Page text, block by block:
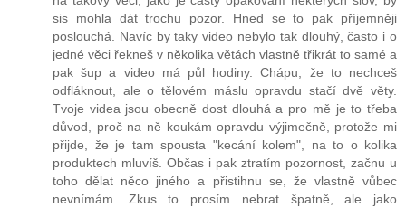
sis mohla dát trochu pozor. Hned se to pak příjemněji
poslouchá. Navíc by taky video nebylo tak dlouhý, často i o
jedné věci řekneš v několika větách vlastně třikrát to samé a
pak šup a video má půl hodiny. Chápu, že to nechceš
odfláknout, ale o tělovém máslu opravdu stačí dvě věty.
Tvoje videa jsou obecně dost dlouhá a pro mě je to třeba
důvod, proč na ně koukám opravdu výjimečně, protože mi
přijde, že je tam spousta "kecání kolem", na to o kolika
produktech mluvíš. Občas i pak ztratím pozornost, začnu u
toho dělat něco jiného a přistihnu se, že vlastně vůbec
nevnímám. Zkus to prosím nebrat špatně, ale jako